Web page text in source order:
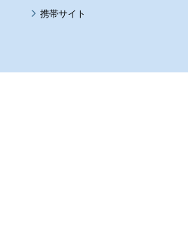
携帯サイト